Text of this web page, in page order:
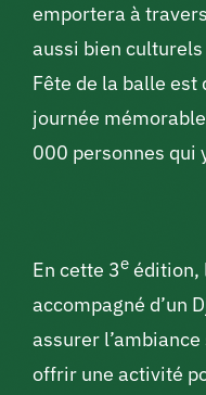
emportera à
aussi bien
Fête de la balle est
journée
000 personnes qui
En cette 3eédition,
accompagné d’un
assurer
offrir une activité